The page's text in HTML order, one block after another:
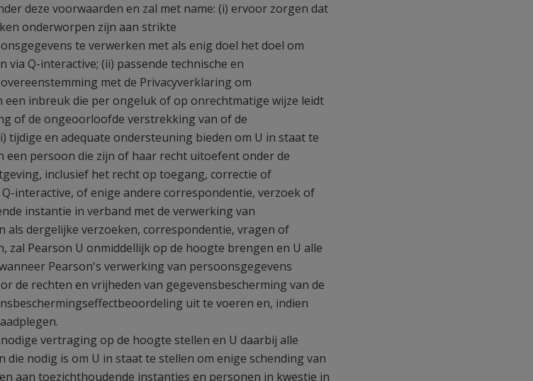
deze voorwaarden en zal met name: (i) ervoor zorgen dat
onderworpen zijn aan strikte
te verwerken met als enig doel het doel om
via Q-interactive; (ii) passende technische en
met de Privacyverklaring om
inbreuk die per ongeluk of op onrechtmatige wijze leidt
of de ongeoorloofde verstrekking van of de
en adequate ondersteuning bieden om U in staat te
een persoon die zijn of haar recht uitoefent onder de
inclusief het recht op toegang, correctie of
interactive, of enige andere correspondentie, verzoek of
instantie in verband met de verwerking van
als dergelijke verzoeken, correspondentie, vragen of
zal Pearson U onmiddellijk op de hoogte brengen en U alle
Pearson's verwerking van persoonsgegevens
de rechten en vrijheden van gegevensbescherming van de
uit te voeren en, indien
vertraging op de hoogte stellen en U daarbij alle
nodig is om U in staat te stellen om enige schending van
aan toezichthoudende instanties en personen in kwestie in